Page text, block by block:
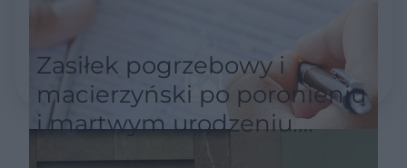
Zasiłek pogrzebowy i
macierzyński po poronieniu
i martwym urodzeniu.
Uproszczone przepisy